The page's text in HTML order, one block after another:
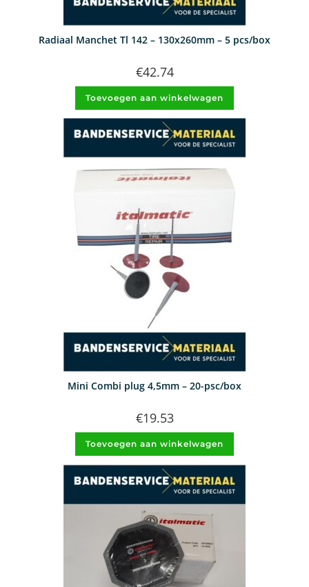
Radiaal Manchet Tl 142 – 130x260mm – 5 pcs/box
€42.74
Toevoegen aan winkelwagen
Mini Combi plug 4,5mm – 20-psc/box
€19.53
Toevoegen aan winkelwagen